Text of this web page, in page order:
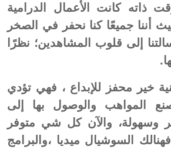
ذاته كانت الأعمال الدرامية
أننا جميعًا كنا نحفر في الصخر
إلى قلوب المشاهدين؛ نظرًا
خير محفز للإبداع ، فهي تؤدي
المواهب والوصول بها إلى
وسهولة، والآن كل شي متوفر
السوشيال ميديا ،والبرامج